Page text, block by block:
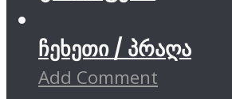
ჩეხეთი / პრაღა
Add Comment